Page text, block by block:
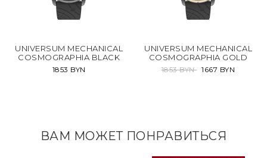
UNIVERSUM MECHANICAL
COSMOGRAPHIA BLACK
1853 BYN
UNIVERSUM MECHANICAL
COSMOGRAPHIA GOLD
1853 BYN 1667 BYN
ВАМ МОЖЕТ ПОНРАВИТЬСЯ